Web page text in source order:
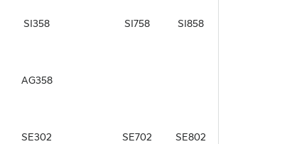
SI358 SI758 SI858
AG358
SE302 SE702 SE802